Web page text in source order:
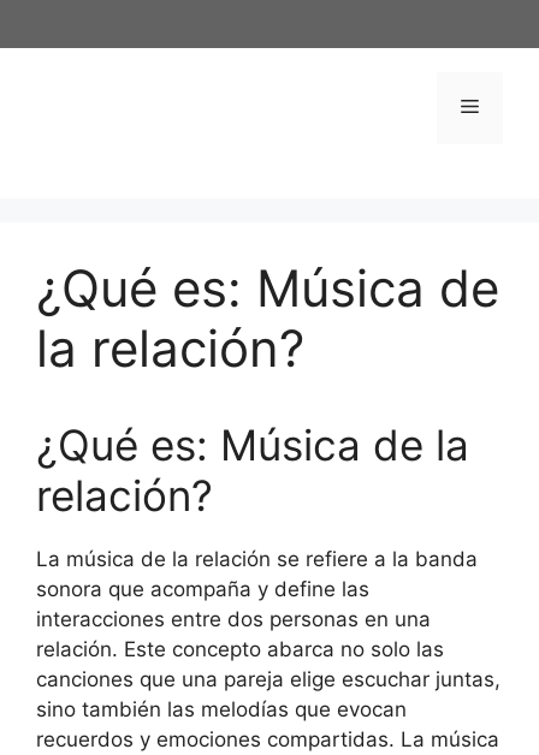
al
Menú
¿Qué es: Música de
la relación?
¿Qué es: Música de la
relación?
La música de la relación se refiere a la banda
sonora que acompaña y define las
interacciones entre dos personas en una
relación. Este concepto abarca no solo las
canciones que una pareja elige escuchar juntas,
sino también las melodías que evocan
recuerdos y emociones compartidas. La música